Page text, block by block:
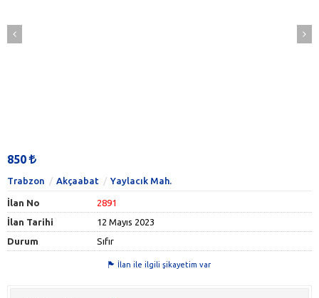
850
Trabzon Akçaabat Yaylacık Mah.
İlan No
2891
İlan Tarihi
12 Mayıs 2023
Durum
Sıfır
İlan ile ilgili şikayetim var